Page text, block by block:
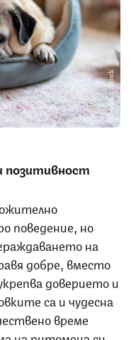
Снимка: iStock
позитивност
поведение, но
на
добре, вместо
доверието и
са и чудесна
време